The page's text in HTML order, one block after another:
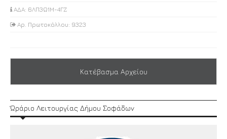
ΑΔΑ: 6ΛΠ3Ω1Μ-4ΓΖ
Αρ. Πρωτοκόλλου: 9323
Κατέβασμα Αρχείου
Ώράριο Λειτουργίας Δήμου Σοφάδων